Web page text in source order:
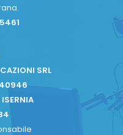
SRL